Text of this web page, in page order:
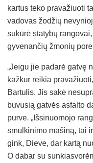
kartus teko pravažiuoti
vadovas žodžių
sukūrė statybų
gyvenančių žmonių
„Jeigu jie padarė gatvę
kažkur reikia
Bartulis. Jis sakė
buvusią gatvės asfalto
purve. „Išsinuomojo
smulkinimo mašiną, tai
gink, Dieve, dar kartą
O dabar su